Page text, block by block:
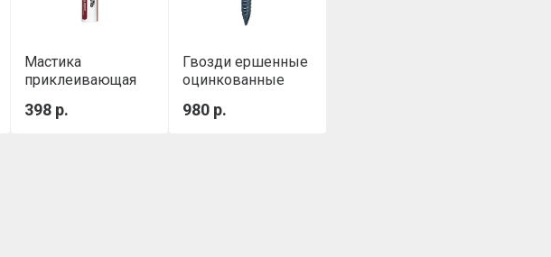
Мастика
приклеивающая
Картридж 0,4 кг,
398 р.
Гвозди ершенные
оцинкованные
уп.)
980 р.